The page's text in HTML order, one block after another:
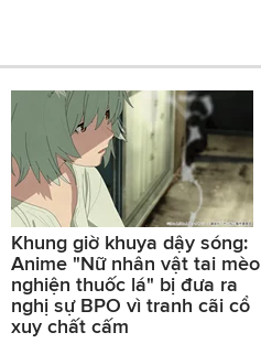
Khung giờ khuya dậy sóng:
Anime "Nữ nhân vật tai mèo
nghiện thuốc lá" bị đưa ra
nghị sự BPO vì tranh cãi cổ
xuy chất cấm